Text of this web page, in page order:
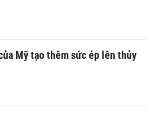
Mỹ tạo thêm sức ép lên thủy